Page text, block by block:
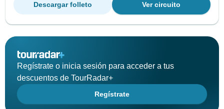
Ver circuito
Descargar folleto
Regístrate o inicia sesión para acceder a tus
descuentos de TourRadar+
Regístrate